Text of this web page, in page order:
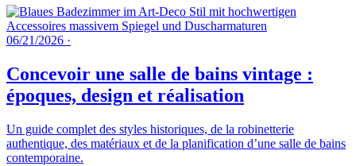
06/21/2026 ·
Concevoir une salle de bains vintage :
époques, design et réalisation
Un guide complet des styles historiques, de la robinetterie
authentique, des matériaux et de la planification d’une salle de bains
contemporaine.